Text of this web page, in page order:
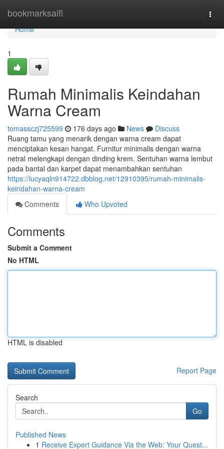
bookmarksaifi
Home
Home
1
Rumah Minimalis Keindahan
Warna Cream
tomassczj725599 176 days ago News
Discuss
Ruang tamu yang menarik dengan warna cream dapat
menciptakan kesan hangat. Furnitur minimalis dengan warna
netral melengkapi dengan dinding krem. Sentuhan warna lembut
pada bantal dan karpet dapat menambahkan sentuhan
https://lucyaqln914722.dbblog.net/12910395/rumah-minimalis-
keindahan-warna-cream
Comments
Who Upvoted
Comments
Submit a Comment
No HTML
HTML is disabled
Report Page
Search
Go
Published News
1 Receive Expert Guidance Via the Web: Your Quest...